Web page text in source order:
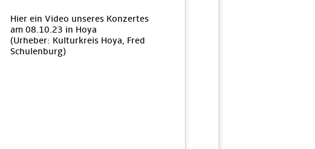
Hier ein Video unseres Konzertes
am 08.10.23 in Hoya
(Urheber: Kulturkreis Hoya, Fred
Schulenburg)